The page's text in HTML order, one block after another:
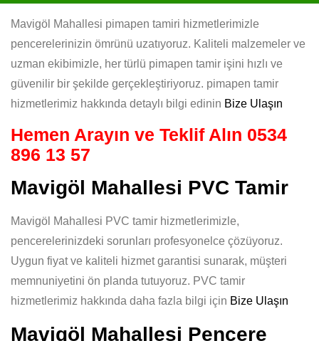
Mavigöl Mahallesi pimapen tamiri hizmetlerimizle
pencerelerinizin ömrünü uzatıyoruz. Kaliteli malzemeler ve
uzman ekibimizle, her türlü pimapen tamir işini hızlı ve
güvenilir bir şekilde gerçekleştiriyoruz. pimapen tamir
hizmetlerimiz hakkında detaylı bilgi edinin Bize Ulaşın
Hemen Arayın ve Teklif Alın 0534
896 13 57
Mavigöl Mahallesi PVC Tamir
Mavigöl Mahallesi PVC tamir hizmetlerimizle,
pencerelerinizdeki sorunları profesyonelce çözüyoruz.
Uygun fiyat ve kaliteli hizmet garantisi sunarak, müşteri
memnuniyetini ön planda tutuyoruz. PVC tamir
hizmetlerimiz hakkında daha fazla bilgi için Bize Ulaşın
Mavigöl Mahallesi Pencere